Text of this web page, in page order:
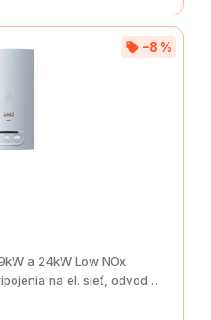
–8 %
a 24kW Low NOx
na el. sieť, odvod